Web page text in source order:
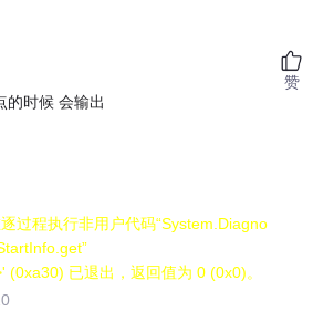
的时候 会输出
过程执行非用户代码“System.Diagno
(0xa30) 已退出，返回值为 0 (0x0)。
赞